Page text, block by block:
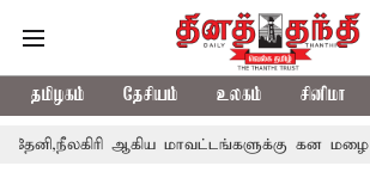
தமிழகம் தேசியம் உலகம் சினிமா
ஆகிய மாவட்டங்களுக்கு கன மழை எச்சரிக்கை